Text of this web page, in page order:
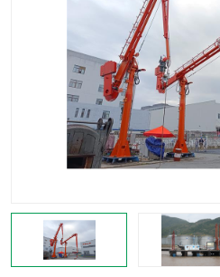
装车鹤管
紧急脱离干式接头
汽车鹤管
底部鹤管
浮动出油装置